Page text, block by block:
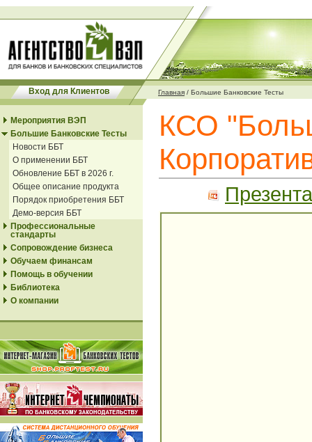
Вход для Клиентов Главная / Большие Банковские Тесты
Мероприятия ВЭП
Большие Банковские Тесты
Новости ББТ
О применении ББТ
Обновление ББТ в 2026 г.
Общее описание продукта
Порядок приобретения ББТ
Демо-версия ББТ
Профессиональные
стандарты
Сопровождение бизнеса
Обучаем финансам
Помощь в обучении
Библиотека
О компании
КСО